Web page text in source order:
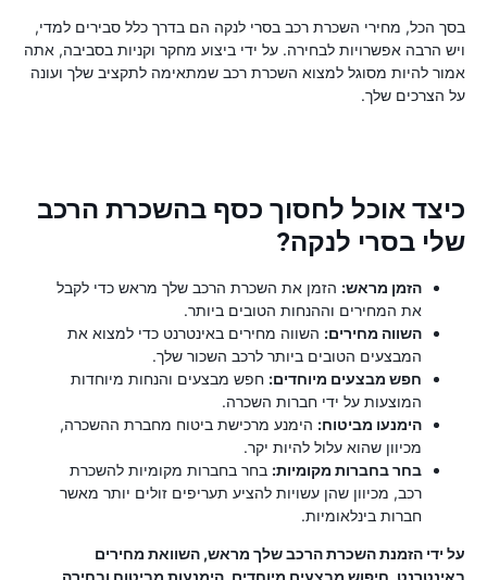
בסך הכל, מחירי השכרת רכב בסרי לנקה הם בדרך כלל סבירים למדי,
ויש הרבה אפשרויות לבחירה. על ידי ביצוע מחקר וקניות בסביבה, אתה
אמור להיות מסוגל למצוא השכרת רכב שמתאימה לתקציב שלך ועונה
על הצרכים שלך.
כיצד אוכל לחסוך כסף בהשכרת הרכב
שלי בסרי לנקה?
הזמן מראש: הזמן את השכרת הרכב שלך מראש כדי לקבל
את המחירים וההנחות הטובים ביותר.
השווה מחירים: השווה מחירים באינטרנט כדי למצוא את
המבצעים הטובים ביותר לרכב השכור שלך.
חפש מבצעים מיוחדים: חפש מבצעים והנחות מיוחדות
המוצעות על ידי חברות השכרה.
הימנעו מביטוח: הימנע מרכישת ביטוח מחברת ההשכרה,
מכיוון שהוא עלול להיות יקר.
בחר בחברות מקומיות: בחר בחברות מקומיות להשכרת
רכב, מכיוון שהן עשויות להציע תעריפים זולים יותר מאשר
חברות בינלאומיות.
על ידי הזמנת השכרת הרכב שלך מראש, השוואת מחירים
באינטרנט, חיפוש מבצעים מיוחדים, הימנעות מביטוח ובחירה